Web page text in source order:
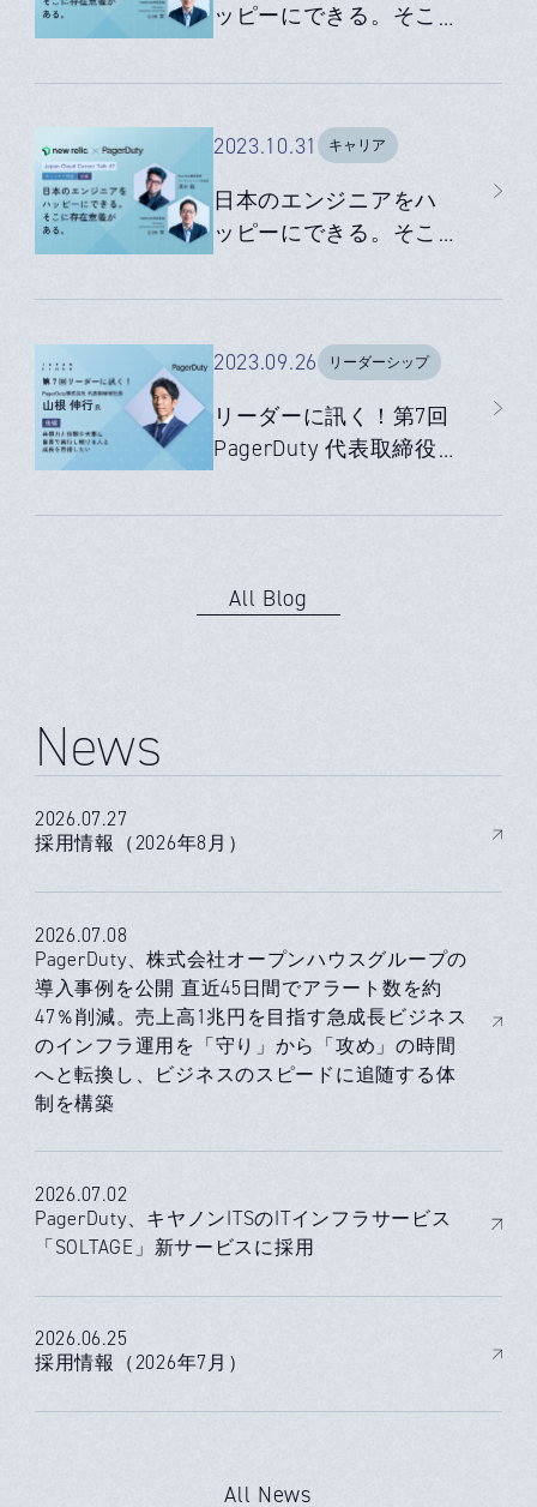
ッピーにできる。そこ
に存在意義がある。｜
Japan Cloud Career
談】後編
キャリア
2023.10.31
日本のエンジニアをハ
ッピーにできる。そこ
Japan Cloud Career
談】前編
リーダーシップ
2023.09.26
リーダーに訊く！第7回
PagerDuty 代表取締役
共感力と信頼を大事に
All Blog
News
2026.07.27
採用情報（2026年8月）
2026.07.08
PagerDuty、株式会社オープンハウスグループの
導入事例を公開 直近45日間でアラート数を約
47％削減。売上高1兆円を目指す急成長ビジネス
のインフラ運用を「守り」から「攻め」の時間
へと転換し、ビジネスのスピードに追随する体
制を構築
2026.07.02
PagerDuty、キヤノンITSのITインフラサービス
「SOLTAGE」新サービスに採用
2026.06.25
採用情報（2026年7月）
All News